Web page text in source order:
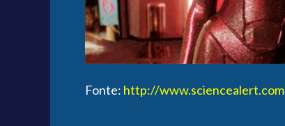
Fonte: http://www.sciencealert.com